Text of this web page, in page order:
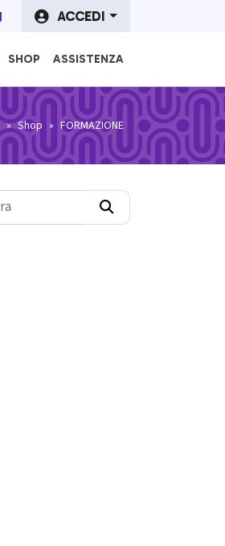
ACCEDI
SHOP ASSISTENZA
Shop FORMAZIONE